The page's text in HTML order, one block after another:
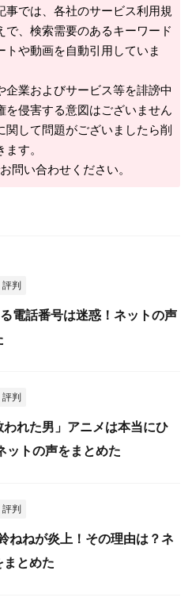
事では、各社のサービス利用規
で、検索需要のあるキーワード
トや動画を自動引用していま
企業およびサービス等を誹謗中
を侵害する意図はございません
関して問題がございましたら削
す。
問い合わせください。
評判
電話番号は迷惑！ネットの声
評判
われた男」アニメは本当にひ
ットの声をまとめた
評判
ねねが炎上！その理由は？ネ
まとめた